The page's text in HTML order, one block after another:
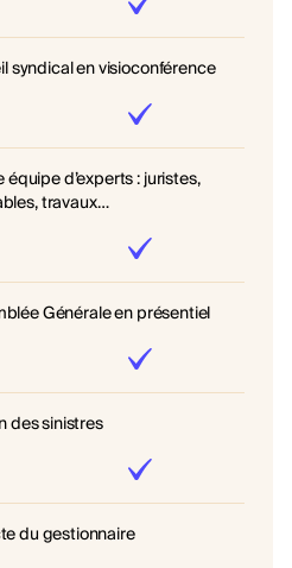
syndical en visioconférence
d’experts : juristes,
travaux…
Générale en présentiel
des sinistres
du gestionnaire